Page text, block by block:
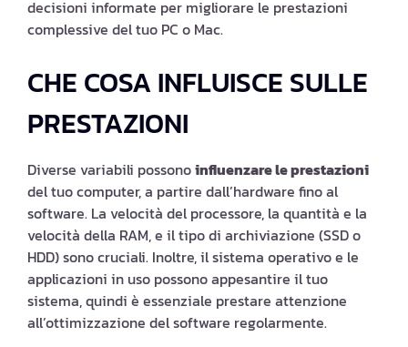
decisioni informate per migliorare le prestazioni
complessive del tuo PC o Mac.
CHE COSA INFLUISCE SULLE
PRESTAZIONI
Diverse variabili possonoinfluenzare le prestazioni
del tuo computer, a partire dall’hardware fino al
software. La velocità del processore, la quantità e la
velocità della RAM, e il tipo di archiviazione (SSD o
HDD) sono cruciali. Inoltre, il sistema operativo e le
applicazioni in uso possono appesantire il tuo
sistema, quindi è essenziale prestare attenzione
all’ottimizzazione del software regolarmente.